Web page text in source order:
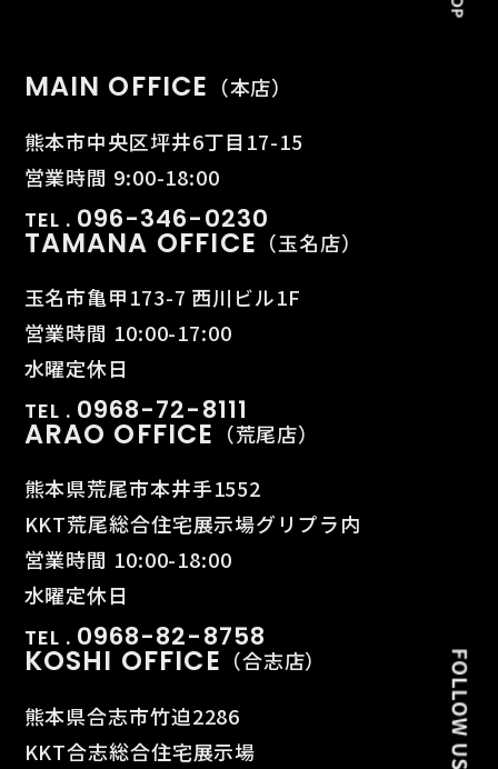
MAIN OFFICE （本店）
熊本市中央区坪井6丁目17-15
営業時間 9:00-18:00
TEL . 096-346-0230
TAMANA OFFICE （玉名店）
玉名市亀甲173-7 西川ビル1F
営業時間 10:00-17:00
水曜定休日
TEL . 0968-72-8111
ARAO OFFICE （荒尾店）
熊本県荒尾市本井手1552
KKT荒尾総合住宅展示場グリプラ内
営業時間 10:00-18:00
水曜定休日
TEL . 0968-82-8758
KOSHI OFFICE （合志店）
熊本県合志市竹迫2286
KKT合志総合住宅展示場